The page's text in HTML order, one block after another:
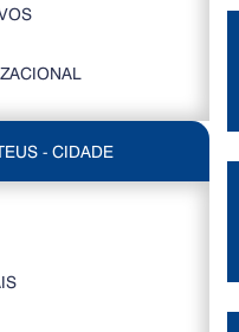
- CIDADE